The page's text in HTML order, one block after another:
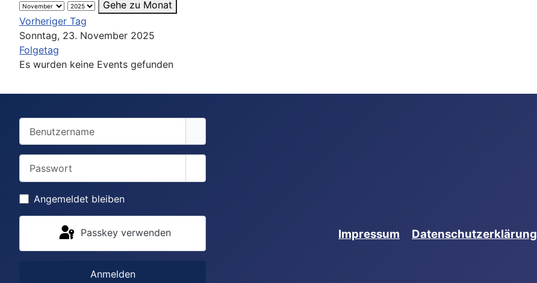
Gehe zu Monat
Vorheriger Tag
Sonntag, 23. November 2025
Folgetag
Es wurden keine Events gefunden
Angemeldet bleiben
Passkey verwenden
Anmelden
Impressum Datenschutzerklärung